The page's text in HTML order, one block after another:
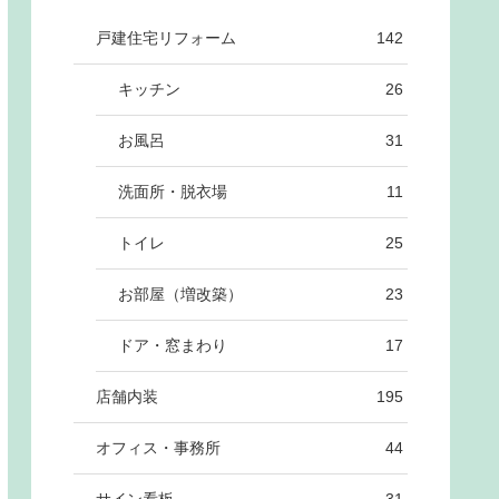
戸建住宅リフォーム 142
キッチン 26
お風呂 31
洗面所・脱衣場 11
トイレ 25
お部屋（増改築） 23
ドア・窓まわり 17
店舗内装 195
オフィス・事務所 44